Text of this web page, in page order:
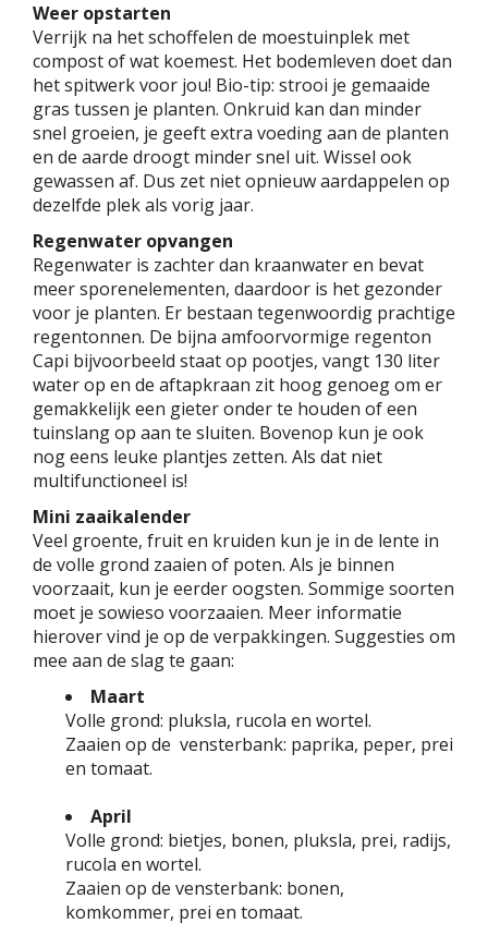
Weer opstarten
Verrijk na het schoffelen de moestuinplek met
compost of wat koemest. Het bodemleven doet dan
het spitwerk voor jou! Bio-tip: strooi je gemaaide
gras tussen je planten. Onkruid kan dan minder
snel groeien, je geeft extra voeding aan de planten
en de aarde droogt minder snel uit. Wissel ook
gewassen af. Dus zet niet opnieuw aardappelen op
dezelfde plek als vorig jaar.
Regenwater opvangen
Regenwater is zachter dan kraanwater en bevat
meer sporenelementen, daardoor is het gezonder
voor je planten. Er bestaan tegenwoordig prachtige
regentonnen. De bijna amfoorvormige regenton
Capi bijvoorbeeld staat op pootjes, vangt 130 liter
water op en de aftapkraan zit hoog genoeg om er
gemakkelijk een gieter onder te houden of een
tuinslang op aan te sluiten. Bovenop kun je ook
nog eens leuke plantjes zetten. Als dat niet
multifunctioneel is!
Mini zaaikalender
Veel groente, fruit en kruiden kun je in de lente in
de volle grond zaaien of poten. Als je binnen
voorzaait, kun je eerder oogsten. Sommige soorten
moet je sowieso voorzaaien. Meer informatie
hierover vind je op de verpakkingen. Suggesties om
mee aan de slag te gaan:
Maart
Volle grond: pluksla, rucola en wortel.
Zaaien op de vensterbank: paprika, peper, prei
en tomaat.
April
Volle grond: bietjes, bonen, pluksla, prei, radijs,
rucola en wortel.
Zaaien op de vensterbank: bonen,
komkommer, prei en tomaat.